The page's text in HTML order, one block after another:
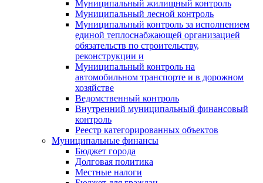
Муниципальный жилищный контроль
Муниципальный лесной контроль
Муниципальный контроль за исполнением
единой теплоснабжающей организацией
обязательств по строительству,
реконструкции и
Муниципальный контроль на
автомобильном транспорте и в дорожном
хозяйстве
Ведомственный контроль
Внутренний муниципальный финансовый
контроль
Реестр категорированных объектов
Муниципальные финансы
Бюджет города
Долговая политика
Местные налоги